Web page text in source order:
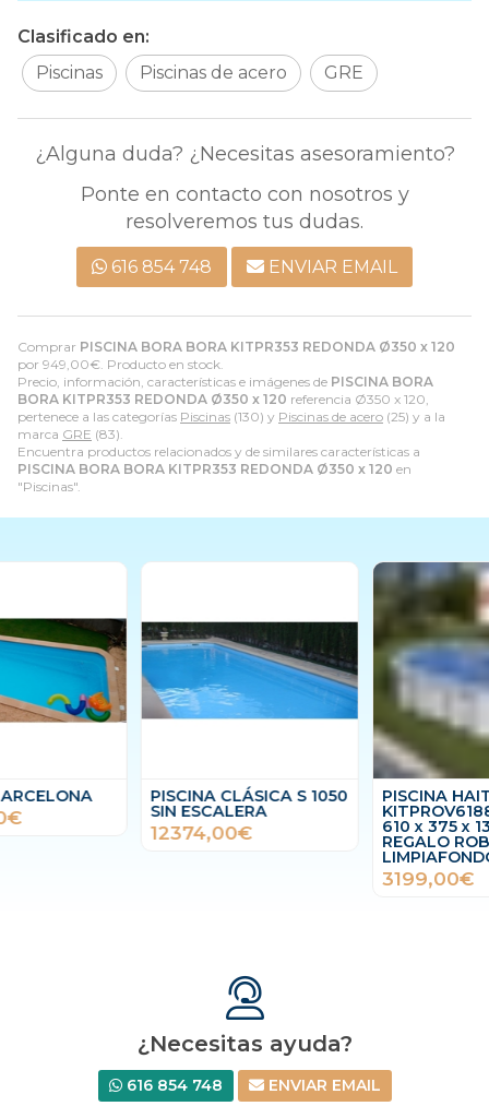
Comprar PISCINA BORA BORA KITPR353 REDONDA Ø350 x 120
por 949,00€ . Producto en stock.
Precio, información, características e imágenes de PISCINA BORA
BORA KITPR353 REDONDA Ø350 x 120 referencia Ø350 x 120,
pertenece a las categorías Piscinas (130) y Piscinas de acero (25) y a la
marca GRE (83).
Encuentra productos relacionados y de similares características a
PISCINA BORA BORA KITPR353 REDONDA Ø350 x 120 en
"Piscinas".
Clasificado en:
Piscinas
Piscinas de acero GRE
¿Alguna duda? ¿Necesitas asesoramiento?
Ponte en contacto con nosotros y
resolveremos tus dudas.
616 854 748 ENVIAR EMAIL
PISCINA CLÁSICA S 1050 PISCINA HAITI
KITPROV6188 OVALADA
610 x 375 x 132 cm +
REGALO ROBOT
LIMPIAFONDOS
¿Necesitas ayuda?
616 854 748 ENVIAR EMAIL